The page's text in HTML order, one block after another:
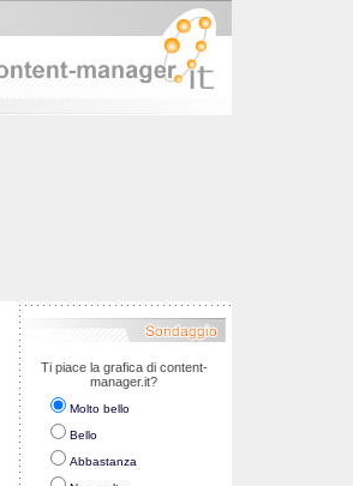
Ti piace la grafica di content-
manager.it?
Molto bello
Bello
Abbastanza